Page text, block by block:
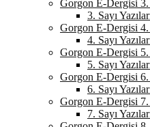
Gorgon E-Dergisi 3.
3. Sayı
Gorgon E-Dergisi 4.
4. Sayı
Gorgon E-Dergisi 5.
5. Sayı
Gorgon E-Dergisi 6.
6. Sayı
Gorgon E-Dergisi 7.
7. Sayı